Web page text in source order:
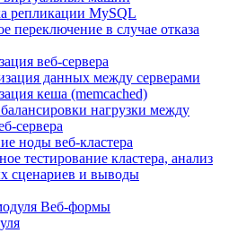
репликации MySQL
переключение в случае отказа
веб-сервера
данных между серверами
кеша (memcached)
нагрузки между
сервера
ноды веб-кластера
тестирование кластера, анализ
сценариев и выводы
Веб-формы